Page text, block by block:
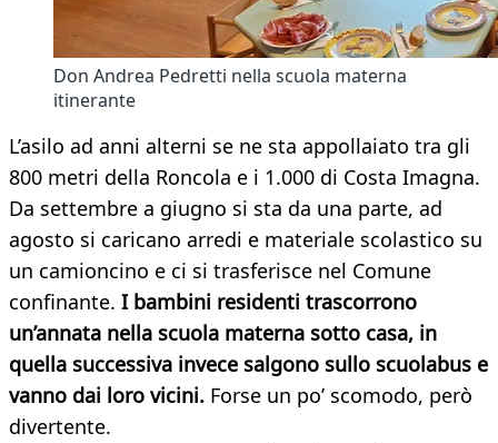
Don Andrea Pedretti nella scuola materna
itinerante
L’asilo ad anni alterni se ne sta appollaiato tra gli
800 metri della Roncola e i 1.000 di Costa Imagna.
Da settembre a giugno si sta da una parte, ad
agosto si caricano arredi e materiale scolastico su
un camioncino e ci si trasferisce nel Comune
confinante. I bambini residenti trascorrono
un’annata nella scuola materna sotto casa, in
quella successiva invece salgono sullo scuolabus e
vanno dai loro vicini. Forse un po’ scomodo, però
divertente.